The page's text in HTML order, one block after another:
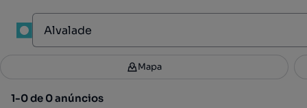
Filtros 2
1-0 de 0 anúncios
Mapa
1-0 de 0 anúncios